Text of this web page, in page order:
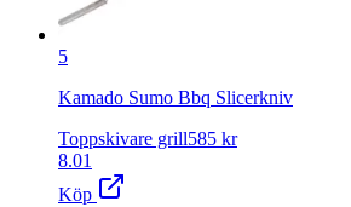
5
Kamado Sumo Bbq Slicerkniv
Toppskivare grill585 kr
8.01
Köp